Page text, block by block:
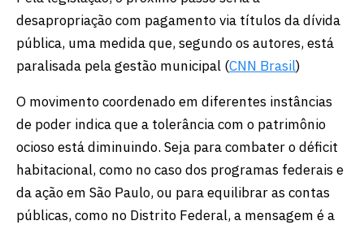
desapropriação com pagamento via títulos da dívida
pública, uma medida que, segundo os autores, está
paralisada pela gestão municipal (CNN Brasil)
O movimento coordenado em diferentes instâncias
de poder indica que a tolerância com o patrimônio
ocioso está diminuindo. Seja para combater o déficit
habitacional, como no caso dos programas federais e
da ação em São Paulo, ou para equilibrar as contas
públicas, como no Distrito Federal, a mensagem é a